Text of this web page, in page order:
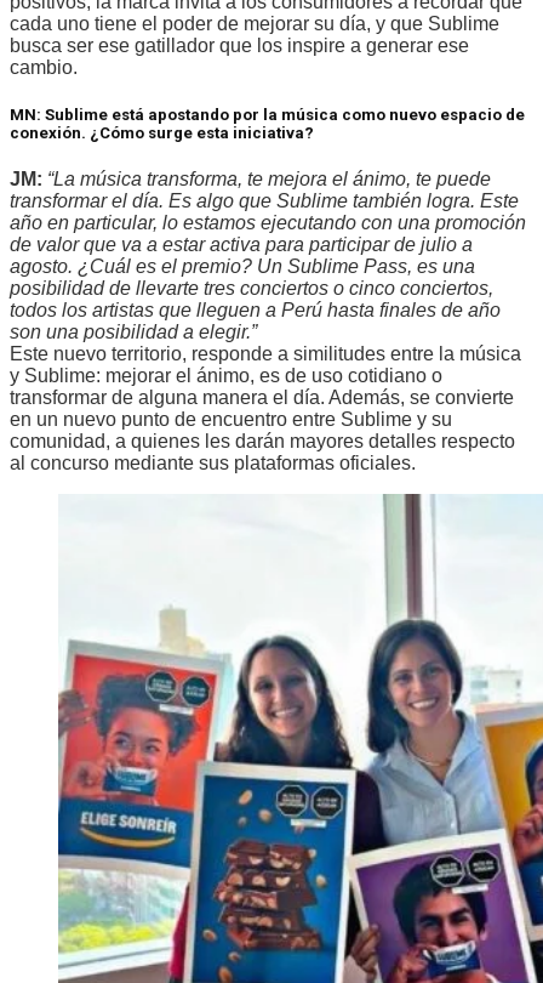
cada uno tiene el poder de mejorar su día, y que Sublime
busca ser ese gatillador que los inspire a generar ese
cambio.
MN: Sublime está apostando por la música como nuevo espacio de
conexión. ¿Cómo surge esta iniciativa?
JM: “La música transforma, te mejora el ánimo, te puede
transformar el día. Es algo que Sublime también logra. Este
año en particular, lo estamos ejecutando con una promoción
de valor que va a estar activa para participar de julio a
agosto. ¿Cuál es el premio? Un Sublime Pass, es una
posibilidad de llevarte tres conciertos o cinco conciertos,
todos los artistas que lleguen a Perú hasta finales de año
son una posibilidad a elegir.”
Este nuevo territorio, responde a similitudes entre la música
y Sublime: mejorar el ánimo, es de uso cotidiano o
transformar de alguna manera el día. Además, se convierte
en un nuevo punto de encuentro entre Sublime y su
comunidad, a quienes les darán mayores detalles respecto
al concurso mediante sus plataformas oficiales.